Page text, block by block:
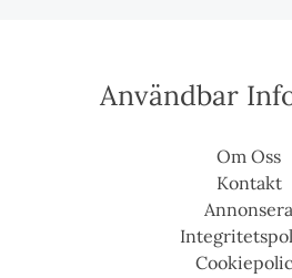
Användbar
Om Oss
Kontakt
Annonsera